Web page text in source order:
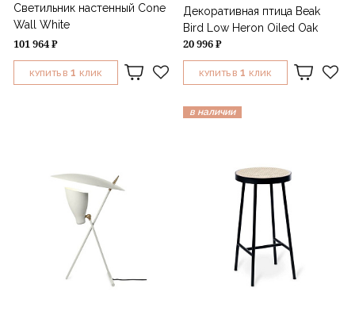
Светильник настенный Cone
Wall White
101 964 ₽
КУПИТЬ В 1 КЛИК
Декоративная птица Beak
Bird Low Heron Oiled Oak
20 996 ₽
КУПИТЬ В 1 КЛИК
в наличии